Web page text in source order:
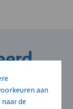
aan
de